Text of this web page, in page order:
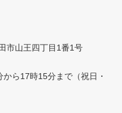
市山王四丁目1番1号
から17時15分まで （祝日・